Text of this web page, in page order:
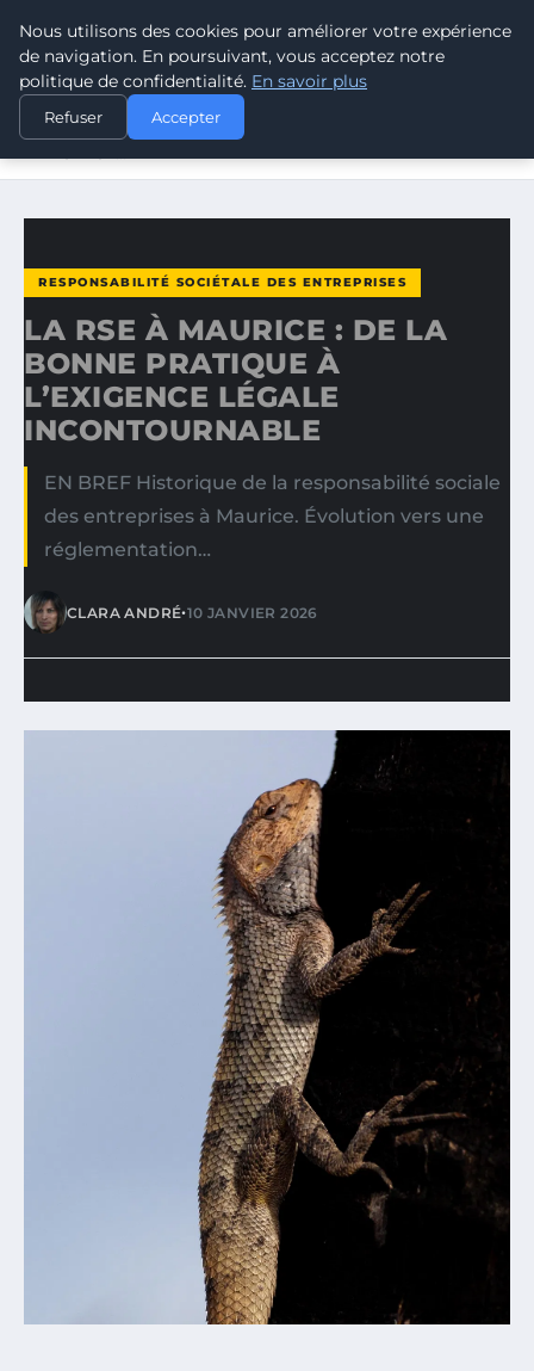
CLIMATE RESPONSE BLOG
ACCUEIL
RESPONSABILITÉ SOCIÉTALE DES ENTREPRISES
LA RSE À MAURICE : DE LA BONNE PRATIQUE À
RESPONSABILITÉ SOCIÉTALE DES ENTREPRISES
LA RSE À MAURICE : DE LA
BONNE PRATIQUE À
L’EXIGENCE LÉGALE
INCONTOURNABLE
EN BREF Historique de la responsabilité sociale
des entreprises à Maurice. Évolution vers une
réglementation…
CLARA ANDRÉ•10 JANVIER 2026
Nous utilisons des cookies pour améliorer votre expérience
de navigation. En poursuivant, vous acceptez notre
politique de confidentialité. En savoir plus
Refuser Accepter